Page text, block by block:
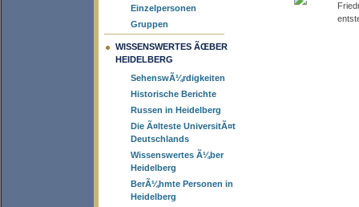
Einzelpersonen
Gruppen
WISSENSWERTES ÃŒBER
HEIDELBERG
SehenswÃ¼rdigkeiten
Historische Berichte
Russen in Heidelberg
Die Ã¤lteste UniversitÃ¤t
Deutschlands
Wissenswertes Ã¼ber
Heidelberg
BerÃ¼hmte Personen in
Heidelberg